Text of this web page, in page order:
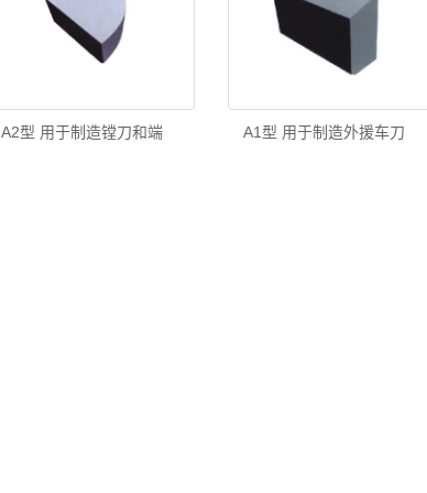
A2型 用于制造镗刀和端 A1型 用于制造外援车刀